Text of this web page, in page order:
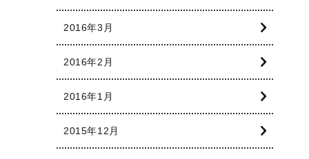
2016年3月
2016年2月
2016年1月
2015年12月